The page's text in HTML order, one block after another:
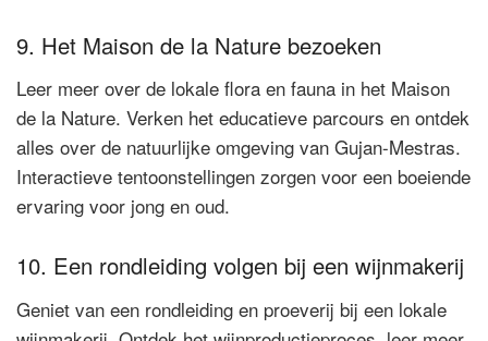
9. Het Maison de la Nature bezoeken
Leer meer over de lokale flora en fauna in het Maison
de la Nature. Verken het educatieve parcours en ontdek
alles over de natuurlijke omgeving van Gujan-Mestras.
Interactieve tentoonstellingen zorgen voor een boeiende
ervaring voor jong en oud.
10. Een rondleiding volgen bij een wijnmakerij
Geniet van een rondleiding en proeverij bij een lokale